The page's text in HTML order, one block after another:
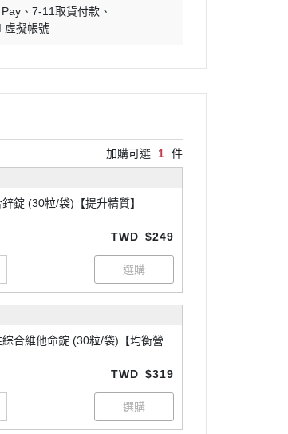
7-11取貨付款
虛擬帳號
加購可選 1 件
錠 (30粒/袋)【提升精質】
TWD $249
合維他命錠 (30粒/袋)【均衡營
TWD $319